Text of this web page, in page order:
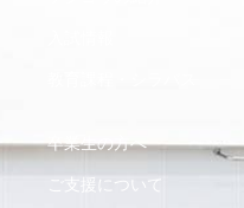
卒業生の方へ
ご支援について